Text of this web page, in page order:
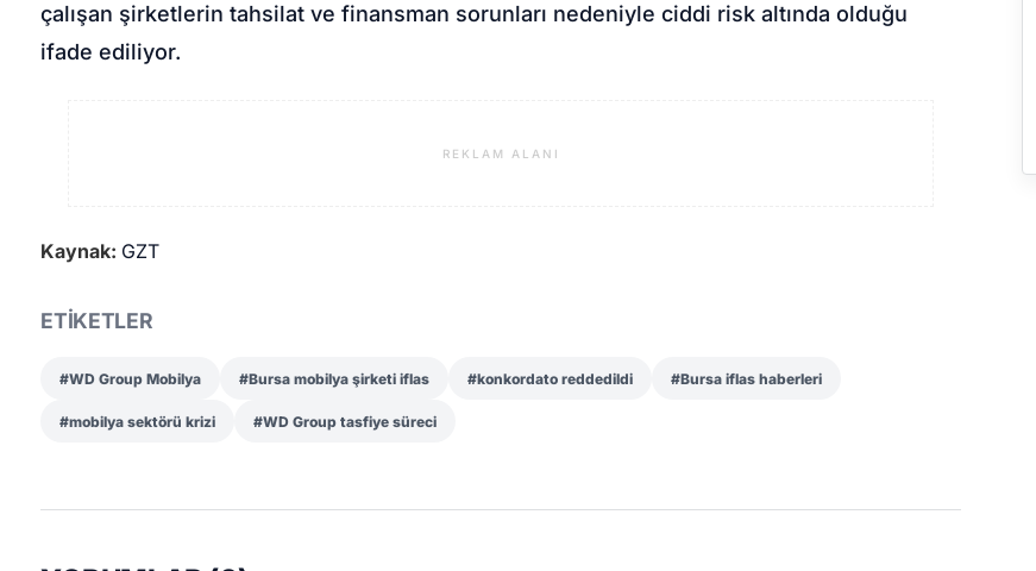
çalışan şirketlerin tahsilat ve finansman sorunları nedeniyle ciddi risk altında olduğu
ifade ediliyor.
REKLAM ALANI
Kaynak: GZT
ETİKETLER
#WD Group Mobilya #Bursa mobilya şirketi iflas #konkordato reddedildi #Bursa iflas haberleri
#mobilya sektörü krizi #WD Group tasfiye süreci